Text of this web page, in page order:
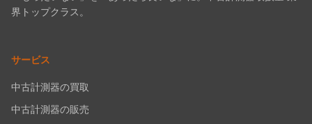
界トップクラス。
サービス
中古計測器の買取
中古計測器の販売